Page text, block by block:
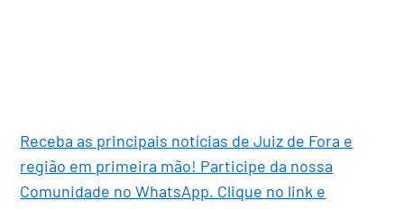
Receba as principais notícias de Juiz de Fora e
região em primeira mão! Participe da nossa
Comunidade no WhatsApp. Clique no link e